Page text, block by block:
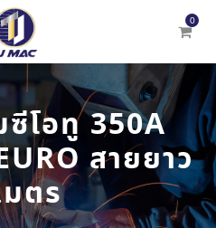
0
โอทู 350A
สายยาว
มตร